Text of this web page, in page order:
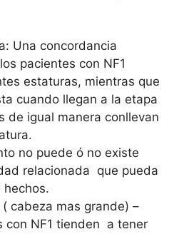
Una concordancia
pacientes con NF1
estaturas, mientras que
cuando llegan a la etapa
de igual manera conllevan
no puede ó no existe
relacionada que pueda
hechos.
cabeza mas grande) –
con NF1 tienden a tener